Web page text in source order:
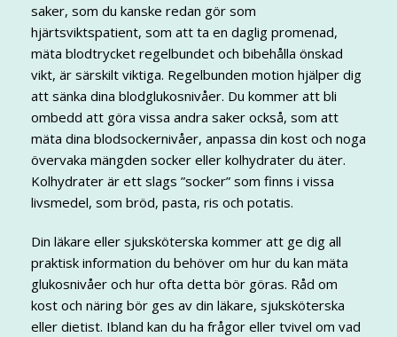
saker, som du kanske redan gör som
hjärtsviktspatient, som att ta en daglig promenad,
mäta blodtrycket regelbundet och bibehålla önskad
vikt, är särskilt viktiga. Regelbunden motion hjälper dig
att sänka dina blodglukosnivåer. Du kommer att bli
ombedd att göra vissa andra saker också, som att
mäta dina blodsockernivåer, anpassa din kost och noga
övervaka mängden socker eller kolhydrater du äter.
Kolhydrater är ett slags ”socker” som finns i vissa
livsmedel, som bröd, pasta, ris och potatis.
Din läkare eller sjuksköterska kommer att ge dig all
praktisk information du behöver om hur du kan mäta
glukosnivåer och hur ofta detta bör göras. Råd om
kost och näring bör ges av din läkare, sjuksköterska
eller dietist. Ibland kan du ha frågor eller tvivel om vad